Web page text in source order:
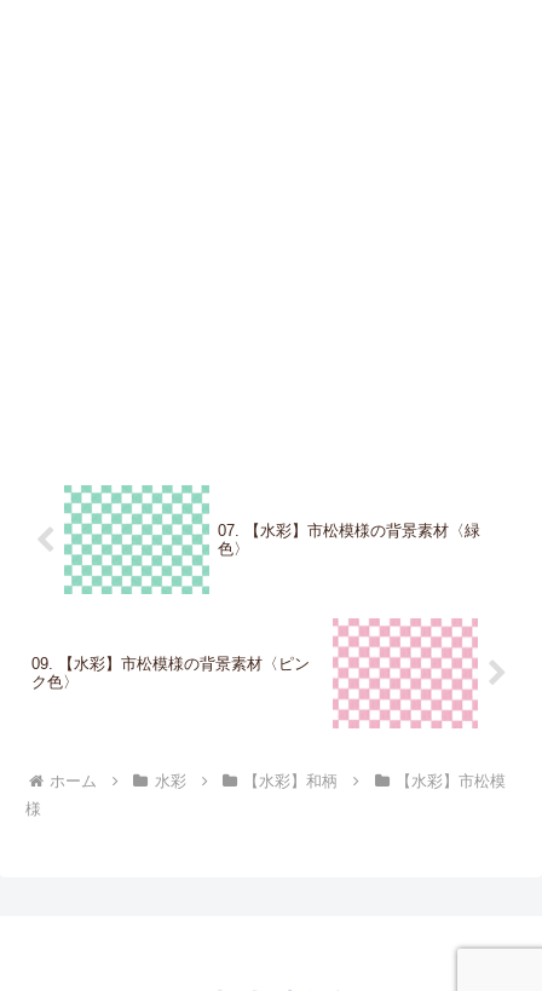
07. 【水彩】市松模様の背景素材〈緑
色〉
09. 【水彩】市松模様の背景素材〈ピン
ク色〉
ホーム 水彩 【水彩】和柄
【水彩】市松模
様